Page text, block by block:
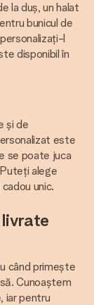
la duș, un halat
bunicul de
l
disponibil în
și de
este
se poate juca
alege
unic.
livrate
când primește
Cunoaștem
iar pentru